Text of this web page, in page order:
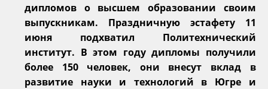
дипломов о высшем образовании своим
выпускникам. Праздничную эстафету 11
июня подхватил Политехнический
институт. В этом году дипломы получили
более 150 человек, они внесут вклад в
развитие науки и технологий в Югре и